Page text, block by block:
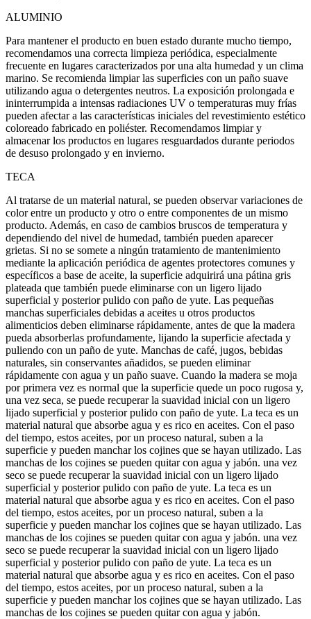
ALUMINIO
Para mantener el producto en buen estado durante mucho tiempo,
recomendamos una correcta limpieza periódica, especialmente
frecuente en lugares caracterizados por una alta humedad y un clima
marino. Se recomienda limpiar las superficies con un paño suave
utilizando agua o detergentes neutros. La exposición prolongada e
ininterrumpida a intensas radiaciones UV o temperaturas muy frías
pueden afectar a las características iniciales del revestimiento estético
coloreado fabricado en poliéster. Recomendamos limpiar y
almacenar los productos en lugares resguardados durante periodos
de desuso prolongado y en invierno.
TECA
Al tratarse de un material natural, se pueden observar variaciones de
color entre un producto y otro o entre componentes de un mismo
producto. Además, en caso de cambios bruscos de temperatura y
dependiendo del nivel de humedad, también pueden aparecer
grietas. Si no se somete a ningún tratamiento de mantenimiento
mediante la aplicación periódica de agentes protectores comunes y
específicos a base de aceite, la superficie adquirirá una pátina gris
plateada que también puede eliminarse con un ligero lijado
superficial y posterior pulido con paño de yute. Las pequeñas
manchas superficiales debidas a aceites u otros productos
alimenticios deben eliminarse rápidamente, antes de que la madera
pueda absorberlas profundamente, lijando la superficie afectada y
puliendo con un paño de yute. Manchas de café, jugos, bebidas
naturales, sin conservantes añadidos, se pueden eliminar
rápidamente con agua y un paño suave. Cuando la madera se moja
por primera vez es normal que la superficie quede un poco rugosa y,
una vez seca, se puede recuperar la suavidad inicial con un ligero
lijado superficial y posterior pulido con paño de yute. La teca es un
material natural que absorbe agua y es rico en aceites. Con el paso
del tiempo, estos aceites, por un proceso natural, suben a la
superficie y pueden manchar los cojines que se hayan utilizado. Las
manchas de los cojines se pueden quitar con agua y jabón. una vez
seco se puede recuperar la suavidad inicial con un ligero lijado
superficial y posterior pulido con paño de yute. La teca es un
material natural que absorbe agua y es rico en aceites. Con el paso
del tiempo, estos aceites, por un proceso natural, suben a la
superficie y pueden manchar los cojines que se hayan utilizado. Las
manchas de los cojines se pueden quitar con agua y jabón. una vez
seco se puede recuperar la suavidad inicial con un ligero lijado
superficial y posterior pulido con paño de yute. La teca es un
material natural que absorbe agua y es rico en aceites. Con el paso
del tiempo, estos aceites, por un proceso natural, suben a la
superficie y pueden manchar los cojines que se hayan utilizado. Las
manchas de los cojines se pueden quitar con agua y jabón.